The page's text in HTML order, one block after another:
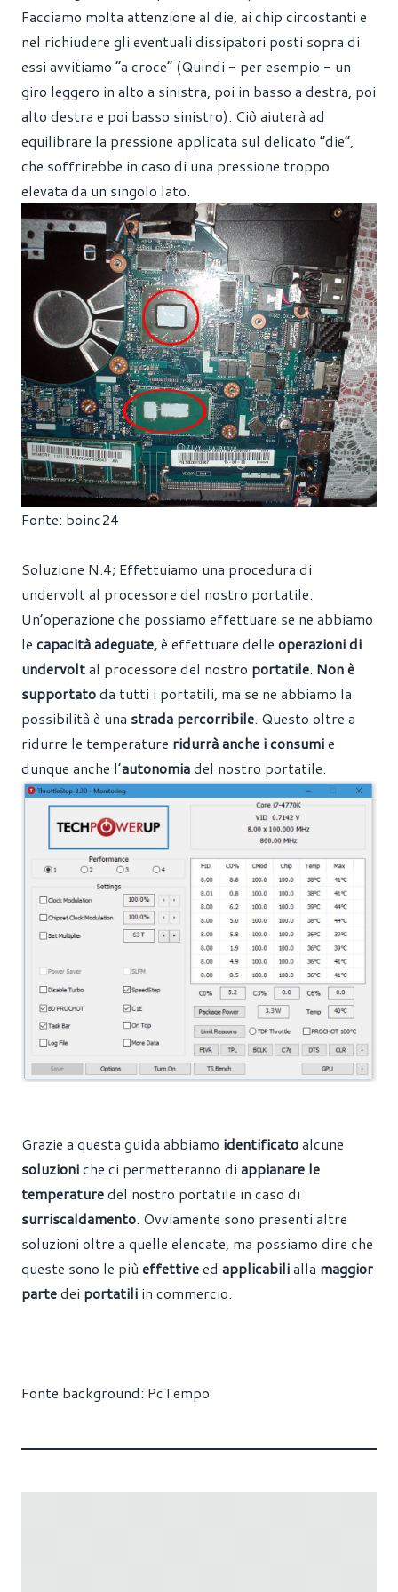
Facciamo molta attenzione al die, ai chip circostanti e
nel richiudere gli eventuali dissipatori posti sopra di
essi avvitiamo “a croce” (Quindi - per esempio - un
giro leggero in alto a sinistra, poi in basso a destra, poi
alto destra e poi basso sinistro). Ciò aiuterà ad
equilibrare la pressione applicata sul delicato “die”,
che soffrirebbe in caso di una pressione troppo
elevata da un singolo lato.
Fonte: boinc24
Soluzione N.4; Effettuiamo una procedura di
undervolt al processore del nostro portatile.
Un’operazione che possiamo effettuare se ne abbiamo
le capacità adeguate,è effettuare delle operazioni di
undervoltal processore del nostro portatile. Non è
supportatoda tutti i portatili, ma se ne abbiamo la
possibilità è una strada percorribile. Questo oltre a
ridurre le temperature ridurrà anche i consumie
dunque anche l’autonomiadel nostro portatile.
Grazie a questa guida abbiamo identificatoalcune
soluzioniche ci permetteranno di appianare le
temperaturedel nostro portatile in caso di
surriscaldamento. Ovviamente sono presenti altre
soluzioni oltre a quelle elencate, ma possiamo dire che
queste sono le più effettiveed applicabilialla maggior
partedei portatili in commercio.
Fonte background: PcTempo